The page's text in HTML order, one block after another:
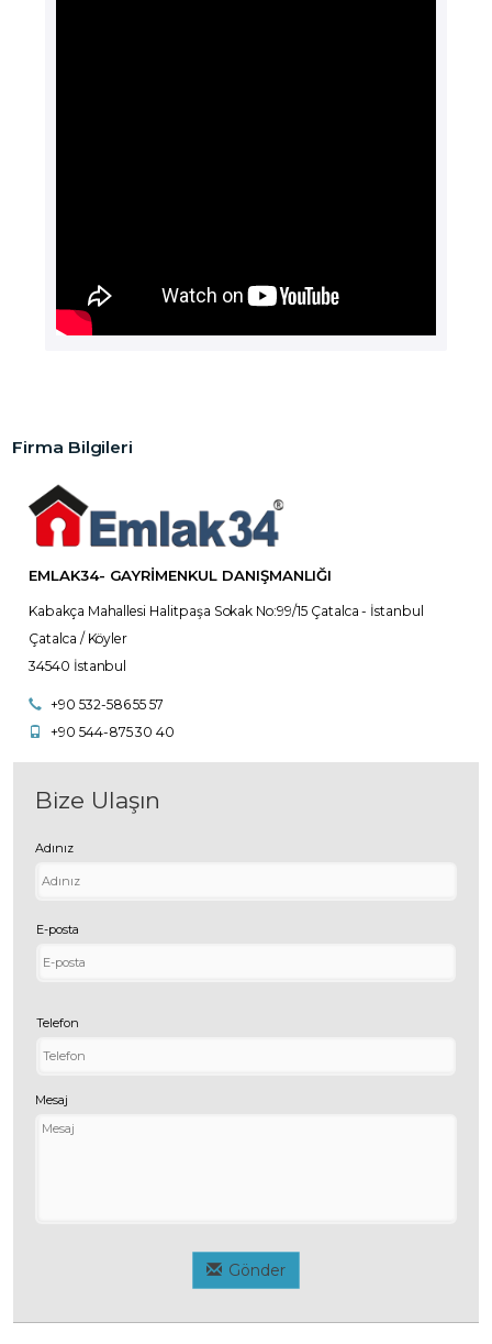
Firma Bilgileri
EMLAK34- GAYRIMENKUL DANIŞMANLIĞI
Kabakça Mahallesi Halitpaşa Sokak No:99/15 Çatalca - İstanbul
Çatalca / Köyler
34540 İstanbul
+90 532-586 55 57
+90 544-875 30 40
Bize Ulaşın
Adınız
E-posta
Telefon
Mesaj
Gönder